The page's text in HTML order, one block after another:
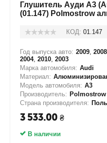
Глушитель Ауди А3
(01.147) Polmostrow
КОД: 01.147
Год выпуска авто: 2009, 2008
2004, 2010, 2003
Марка автомобиля: Audi
Материал:
Модель автомобиля: A3
Производитель: Polmostrow
Страна производителя:
3 533.00 ₴
В наличии